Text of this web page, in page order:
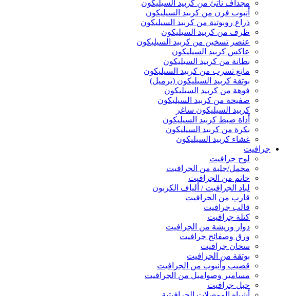
مجداف ناتئ من كربيد السيليكون
أنبوب فرن من كربيد السيليكون
ذراع روبوتية من كربيد السيليكون
ظرف من كربيد السيليكون
عنصر تسخين من كربيد السيليكون
عاكس كربيد السيليكون
بطانة من كربيد السيليكون
مانع تسرب من كربيد السيليكون
بوتقة كربيد السيليكون (برميل)
فوهة من كربيد السيليكون
صفيحة من كربيد السيليكون
كربيد السيليكون ساغر
أداة ضبط كربيد السيليكون
بكرة من كربيد السيليكون
غشاء كربيد السيليكون
جرافيت
لوح جرافيت
محمل/جلبة من الجرافيت
خاتم من الجرافيت
لباد الجرافيت / ألياف الكربون
قارب من الجرافيت
قالب جرافيت
كتلة جرافيت
دوار وريشة من الجرافيت
ورق وصفائح جرافيت
سخان جرافيت
بوتقة من الجرافيت
قضيب وأنبوب من الجرافيت
مسامير وصواميل من الجرافيت
حبل جرافيت